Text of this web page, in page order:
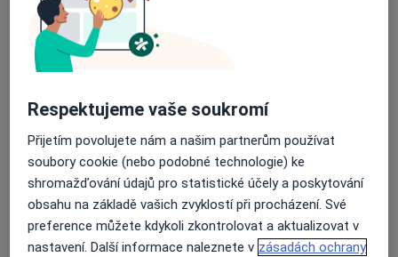
Dostupnost
Na této adrese online kalendář není aktivní
Způsoby platby (soukromé návštěvy)
Na teto adrese lékař přijímá pacienty na pojišťovnu
Detaily
Víceo adrese
Respektujeme vaše soukromí
Přijetím povolujete nám a našim partnerům používat
soubory cookie (nebo podobné technologie) ke
shromažďování údajů pro statistické účely a poskytování
obsahu na základě vašich zvyklostí při procházení. Své
preference můžete kdykoli zkontrolovat a aktualizovat v
nastavení. Další informace naleznete v zásadách ochrany